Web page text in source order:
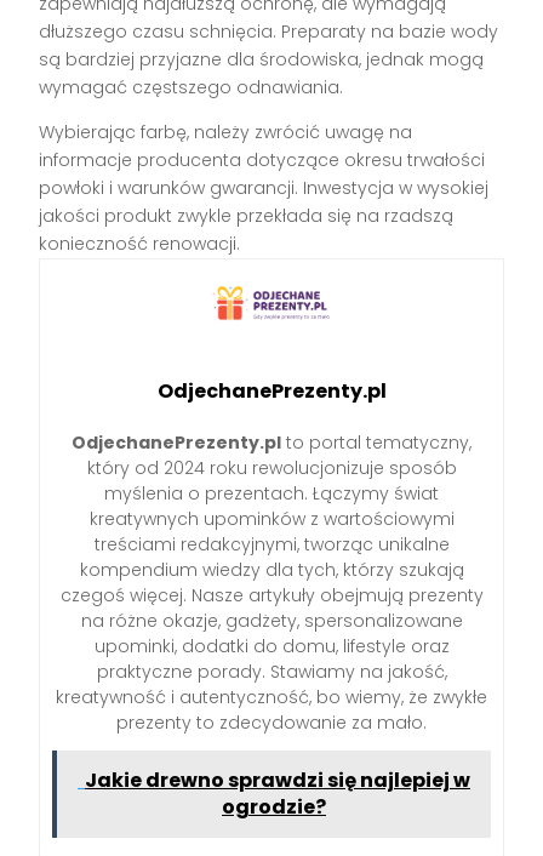
dłuższego czasu schnięcia. Preparaty na bazie wody
są bardziej przyjazne dla środowiska, jednak mogą
wymagać częstszego odnawiania.
Wybierając farbę, należy zwrócić uwagę na
informacje producenta dotyczące okresu trwałości
powłoki i warunków gwarancji. Inwestycja w wysokiej
jakości produkt zwykle przekłada się na rzadszą
konieczność renowacji.
OdjechanePrezenty.pl
OdjechanePrezenty.pl to portal tematyczny,
który od 2024 roku rewolucjonizuje sposób
myślenia o prezentach. Łączymy świat
kreatywnych upominków z wartościowymi
treściami redakcyjnymi, tworząc unikalne
kompendium wiedzy dla tych, którzy szukają
czegoś więcej. Nasze artykuły obejmują prezenty
na różne okazje, gadżety, spersonalizowane
upominki, dodatki do domu, lifestyle oraz
praktyczne porady. Stawiamy na jakość,
kreatywność i autentyczność, bo wiemy, że zwykłe
prezenty to zdecydowanie za mało.
Jakie drewno sprawdzi się najlepiej w
ogrodzie?